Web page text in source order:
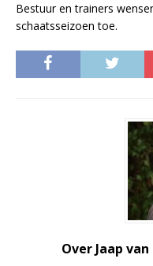
Bestuur en trainers
schaatsseizoen toe.
Over Jaap